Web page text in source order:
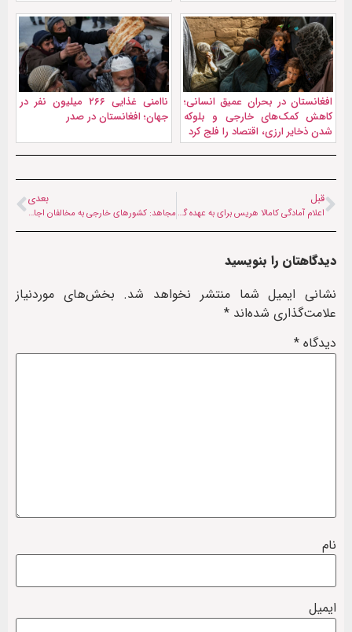
افغانستان در بحران عمیق انسانی؛
کاهش کمک‌های خارجی و بلوکه
شدن ذخایر ارزی، اقتصاد را فلج کرد
ناامنی غذایی ۲۶۶ میلیون نفر در
جهان؛ افغانستان در صدر
قبل
اعلام آمادگی کامالا هریس برای به عهده گرفتن وظایف بایدن
بعدی
مجاهد: کشورهای خارجی به مخالفان اجازه فعالیت ندهند
دیدگاهتان را بنویسید
نشانی ایمیل شما منتشر نخواهد شد. بخش‌های موردنیاز
علامت‌گذاری شده‌اند *
دیدگاه *
نام
ایمیل